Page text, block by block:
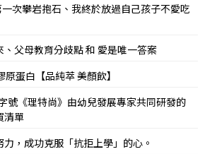
次攀岩抱石、我終於放過自己孩子不愛吃
父母教育分歧點 和 愛是唯一答案
蛋白【品純萃 美顏飲】
號《理特尚》由幼兒發展專家共同研發的
清單
，成功克服「抗拒上學」的心。